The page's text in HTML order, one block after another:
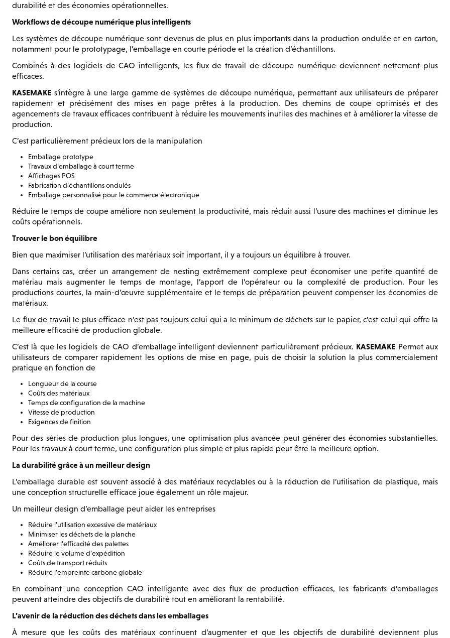
durabilité et des économies opérationnelles.
Workflows de découpe numérique plus intelligents
Les systèmes de découpe numérique sont devenus de plus en plus importants dans la production ondulée et en carton,
notamment pour le prototypage, l’emballage en courte période et la création d’échantillons.
Combinés à des logiciels de CAO intelligents, les flux de travail de découpe numérique deviennent nettement plus
efficaces.
KASEMAKE s’intègre à une large gamme de systèmes de découpe numérique, permettant aux utilisateurs de préparer
rapidement et précisément des mises en page prêtes à la production. Des chemins de coupe optimisés et des
agencements de travaux efficaces contribuent à réduire les mouvements inutiles des machines et à améliorer la vitesse de
production.
C’est particulièrement précieux lors de la manipulation
Emballage prototype
Travaux d’emballage à court terme
Affichages POS
Fabrication d’échantillons ondulés
Emballage personnalisé pour le commerce électronique
Réduire le temps de coupe améliore non seulement la productivité, mais réduit aussi l’usure des machines et diminue les
coûts opérationnels.
Trouver le bon équilibre
Bien que maximiser l’utilisation des matériaux soit important, il y a toujours un équilibre à trouver.
Dans certains cas, créer un arrangement de nesting extrêmement complexe peut économiser une petite quantité de
matériau mais augmenter le temps de montage, l’apport de l’opérateur ou la complexité de production. Pour les
productions courtes, la main-d’œuvre supplémentaire et le temps de préparation peuvent compenser les économies de
matériaux.
Le flux de travail le plus efficace n’est pas toujours celui qui a le minimum de déchets sur le papier, c’est celui qui offre la
meilleure efficacité de production globale.
C’est là que les logiciels de CAO d’emballage intelligent deviennent particulièrement précieux. KASEMAKE Permet aux
utilisateurs de comparer rapidement les options de mise en page, puis de choisir la solution la plus commercialement
pratique en fonction de
Longueur de la course
Coûts des matériaux
Temps de configuration de la machine
Vitesse de production
Exigences de finition
Pour des séries de production plus longues, une optimisation plus avancée peut générer des économies substantielles.
Pour les travaux à court terme, une configuration plus simple et plus rapide peut être la meilleure option.
La durabilité grâce à un meilleur design
L’emballage durable est souvent associé à des matériaux recyclables ou à la réduction de l’utilisation de plastique, mais
une conception structurelle efficace joue également un rôle majeur.
Un meilleur design d’emballage peut aider les entreprises
Réduire l’utilisation excessive de matériaux
Minimiser les déchets de la planche
Améliorer l’efficacité des palettes
Réduire le volume d’expédition
Coûts de transport réduits
Réduire l’empreinte carbone globale
En combinant une conception CAO intelligente avec des flux de production efficaces, les fabricants d’emballages
peuvent atteindre des objectifs de durabilité tout en améliorant la rentabilité.
L’avenir de la réduction des déchets dans les emballages
À mesure que les coûts des matériaux continuent d’augmenter et que les objectifs de durabilité deviennent plus